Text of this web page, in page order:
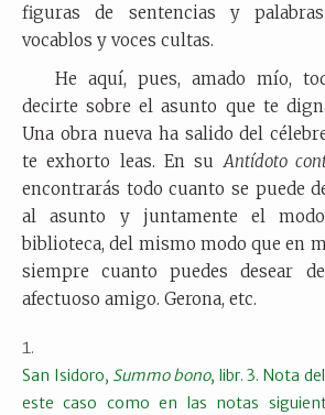
figuras de sentencias y
vocablos y voces cultas.
He aquí, pues, amado mío,
decirte sobre el asunto que te
Una obra nueva ha salido del
te exhorto leas. En su Antídoto
encontrarás todo cuanto se puede
al asunto y juntamente el
biblioteca, del mismo modo que en
siempre cuanto puedes desear
afectuoso amigo. Gerona, etc.
San Isidoro, Summo bono, libr. 3. Nota
este caso como en las notas